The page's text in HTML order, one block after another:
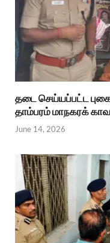
தடை செய்யப்பட்ட
தாம்பரம் மாநகரக்
June 14, 2026